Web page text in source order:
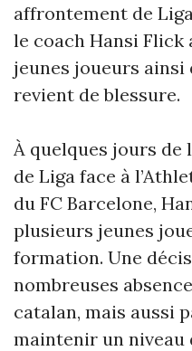
affrontement de
le coach Hansi Flick
jeunes joueurs
revient de blessure.
À quelques jours
de Liga face à
du FC Barcelone,
plusieurs jeunes
formation. Une
nombreuses
catalan, mais aussi
maintenir un niveau